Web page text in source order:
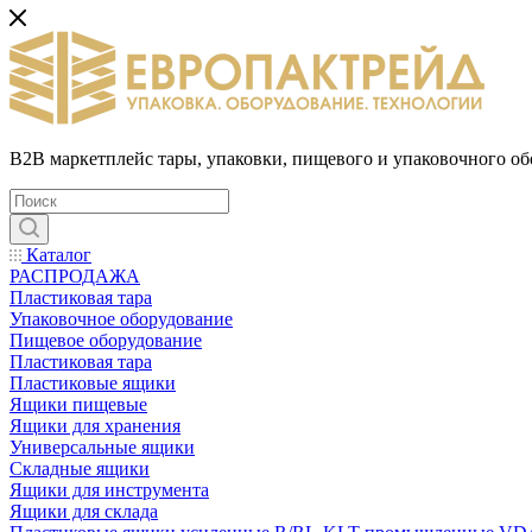
B2B маркетплейс тары, упаковки, пищевого и упаковочного
Каталог
РАСПРОДАЖА
Пластиковая тара
Упаковочное оборудование
Пищевое оборудование
Пластиковая тара
Пластиковые ящики
Ящики пищевые
Ящики для хранения
Универсальные ящики
Складные ящики
Ящики для инструмента
Ящики для склада